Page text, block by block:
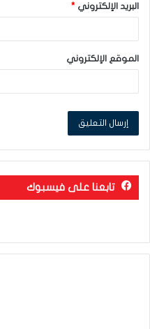
البريد الإلكتروني *
الموقع الإلكتروني
تابعنا على فيسبوك